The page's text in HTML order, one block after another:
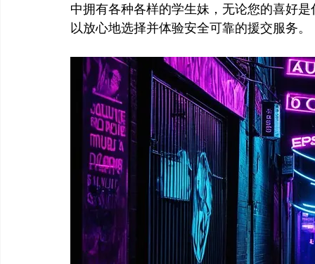
中拥有各种各样的学生妹，无论您的喜好
以放心地选择并体验安全可靠的援交服务。